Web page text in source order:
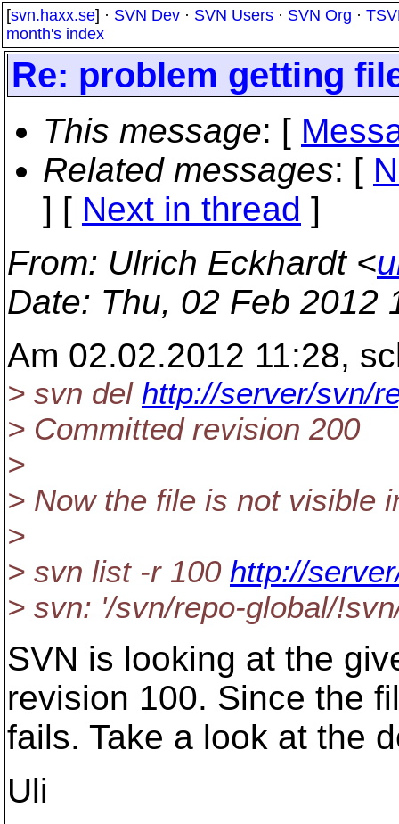
[svn.haxx.se] · SVN Dev · SVN Users · SVN Org ·
month's index
Re: problem getting
This message: [
Related messages: [
] [ Next in thread ]
From: Ulrich Eckhardt <
Date: Thu, 02 Feb 2012
Am 02.02.2012 11:28,
> svn del http://server/svn/
> Committed revision 200
>
> Now the file is not visible
>
> svn list -r 100 http://
> svn: '/svn/repo-global/
SVN is looking at the
revision 100. Since the
fails. Take a look at the
Uli